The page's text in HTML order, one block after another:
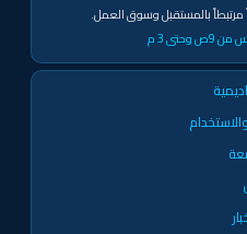
مرتبطاً بالمستقبل وسوق العمل.
وحتى 3 م